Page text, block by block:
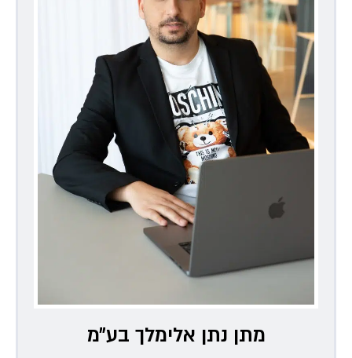
מתן נתן אלימלך בע״מ